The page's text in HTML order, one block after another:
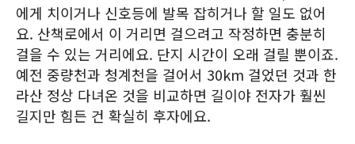
에게 치이거나 신호등에 발목 잡히거나 할 일도 없어
요. 산책로에서 이 거리면 걸으려고 작정하면 충분히
걸을 수 있는 거리에요. 단지 시간이 오래 걸릴 뿐이죠.
예전 중량천과 청계천을 걸어서 30km 걸었던 것과 한
라산 정상 다녀온 것을 비교하면 길이야 전자가 훨씬
길지만 힘든 건 확실히 후자에요.